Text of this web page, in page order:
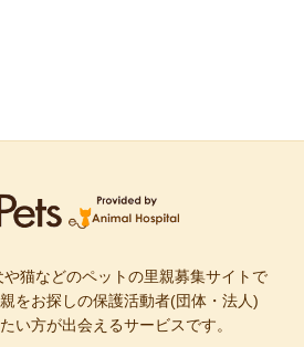
猫などのペットの里親募集サイトで
をお探しの保護活動者(団体・法人)
い方が出会えるサービスです。